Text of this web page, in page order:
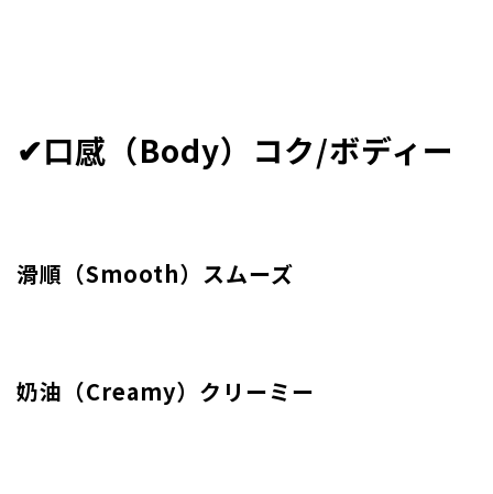
✔︎口感（Body）コク/ボディー
滑順（Smooth）スムーズ
奶油（Creamy）クリーミー